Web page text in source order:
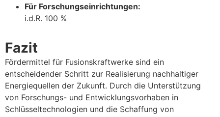
Für Forschungseinrichtungen:
i.d.R. 100 %
Fazit
Fördermittel für Fusionskraftwerke sind ein
entscheidender Schritt zur Realisierung nachhaltiger
Energiequellen der Zukunft. Durch die Unterstützung
von Forschungs- und Entwicklungsvorhaben in
Schlüsseltechnologien und die Schaffung von